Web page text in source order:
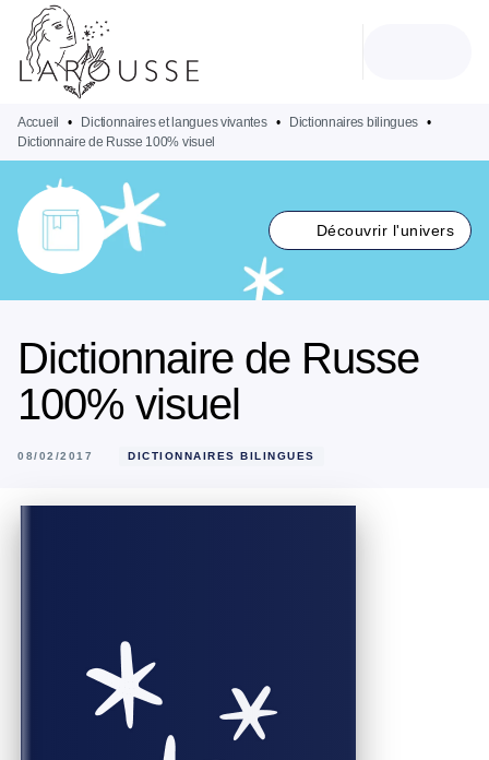
MENU
PIED DE PAGE
Accueil • Dictionnaires et langues vivantes • Dictionnaires bilingues •
Dictionnaire de Russe 100% visuel
Découvrir l'univers
Dictionnaire de Russe
100% visuel
08/02/2017 DICTIONNAIRES BILINGUES